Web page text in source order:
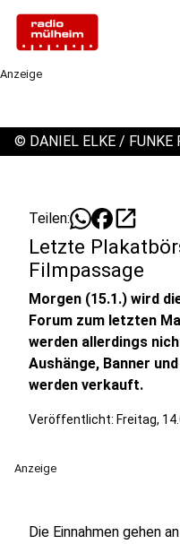
Anzeige
© DANIEL ELKE /
Teilen: open_in_new
Letzte
Filmpassage
Morgen (15.1.) wird
Forum zum letzten
werden allerdings
Aushänge, Banner
werden verkauft.
Veröffentlicht: Freitag,
Anzeige
Die Einnahmen gehen